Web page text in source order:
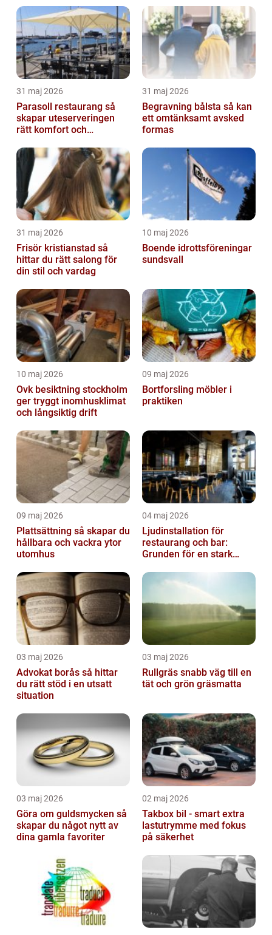
31 maj 2026
Parasoll restaurang så
skapar uteserveringen
rätt komfort och
31 maj 2026
Begravning bålsta så kan
ett omtänksamt avsked
formas
31 maj 2026
Frisör kristianstad så
hittar du rätt salong för
din stil och vardag
10 maj 2026
Boende idrottsföreningar
sundsvall
10 maj 2026
Ovk besiktning stockholm
ger tryggt inomhusklimat
och långsiktig drift
09 maj 2026
Bortforsling möbler i
praktiken
09 maj 2026
Plattsättning så skapar du
hållbara och vackra ytor
utomhus
04 maj 2026
Ljudinstallation för
restaurang och bar:
Grunden för en stark
03 maj 2026
Advokat borås så hittar
du rätt stöd i en utsatt
situation
03 maj 2026
Rullgräs snabb väg till en
tät och grön gräsmatta
03 maj 2026
Göra om guldsmycken så
skapar du något nytt av
dina gamla favoriter
02 maj 2026
Takbox bil - smart extra
lastutrymme med fokus
på säkerhet